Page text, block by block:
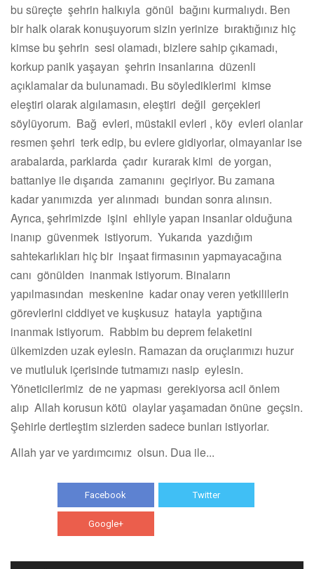
bu süreçte şehrin halkıyla gönül bağını kurmalıydı. Ben
bir halk olarak konuşuyorum sizin yerinize bıraktığınız hiç
kimse bu şehrin sesi olamadı, bizlere sahip çıkamadı,
korkup panik yaşayan şehrin insanlarına düzenli
açıklamalar da bulunamadı. Bu söylediklerimi kimse
eleştiri olarak algılamasın, eleştiri değil gerçekleri
söylüyorum. Bağ evleri, müstakil evleri , köy evleri olanlar
resmen şehri terk edip, bu evlere gidiyorlar, olmayanlar ise
arabalarda, parklarda çadır kurarak kimi de yorgan,
battaniye ile dışarıda zamanını geçiriyor. Bu zamana
kadar yanımızda yer alınmadı bundan sonra alınsın.
Ayrıca, şehrimizde işini ehliyle yapan insanlar olduğuna
inanıp güvenmek istiyorum. Yukarıda yazdığım
sahtekarlıkları hiç bir inşaat firmasının yapmayacağına
canı gönülden inanmak istiyorum. Binaların
yapılmasından meskenine kadar onay veren yetkililerin
görevlerini ciddiyet ve kuşkusuz hatayla yaptığına
inanmak istiyorum. Rabbim bu deprem felaketini
ülkemizden uzak eylesin. Ramazan da oruçlarımızı huzur
ve mutluluk içerisinde tutmamızı nasip eylesin.
Yöneticilerimiz de ne yapması gerekiyorsa acil önlem
alıp Allah korusun kötü olaylar yaşamadan önüne geçsin.
Şehirle dertleştim sizlerden sadece bunları istiyorlar.
Allah yar ve yardımcımız olsun. Dua ile...
Facebook Twitter
Google+